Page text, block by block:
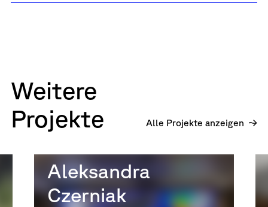
Weitere
Projekte
Alle Projekte anzeigen
Aleksandra
Czerniak